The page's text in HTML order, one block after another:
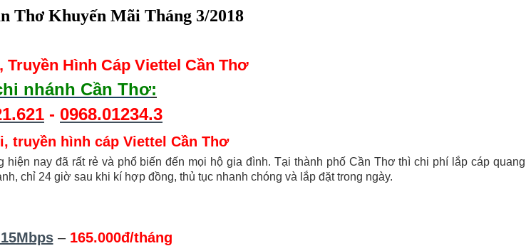
Thơ Khuyến Mãi Tháng 3/2018
Truyền Hình Cáp Viettel Cần Thơ
nhánh Cần Thơ:
- 0968.01234.3
truyền hình cáp Viettel Cần Thơ
hiện nay đã rất rẻ và phổ biến đến mọi hộ gia đình. Tại thành phố Cần Thơ thì chi phí lắp cáp quang
chỉ 24 giờ sau khi kí hợp đồng, thủ tục nhanh chóng và lắp đặt trong ngày.
– 165.000đ/tháng